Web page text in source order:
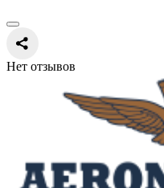
Нет отзывов